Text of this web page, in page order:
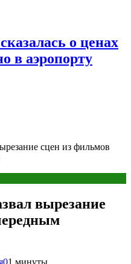
о ценах
в аэропорту
сцен из фильмов
вырезание
01 минуты